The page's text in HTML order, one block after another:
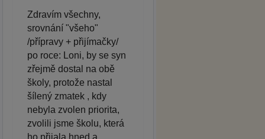
Zdravím všechny,
srovnání "všeho"
/přípravy + přijímačky/
po roce: Loni, by se syn
zřejmě dostal na obě
školy, protože nastal
šílený zmatek , kdy
nebyla zvolen priorita,
zvolili jsme školu, která
ho přijala hned a